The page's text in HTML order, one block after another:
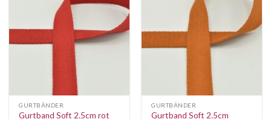
Auf die
GURTBÄNDER
Gurtband Soft 2.5cm rot
Wunschliste
GURTBÄNDER
Gurtband Soft 2.5cm